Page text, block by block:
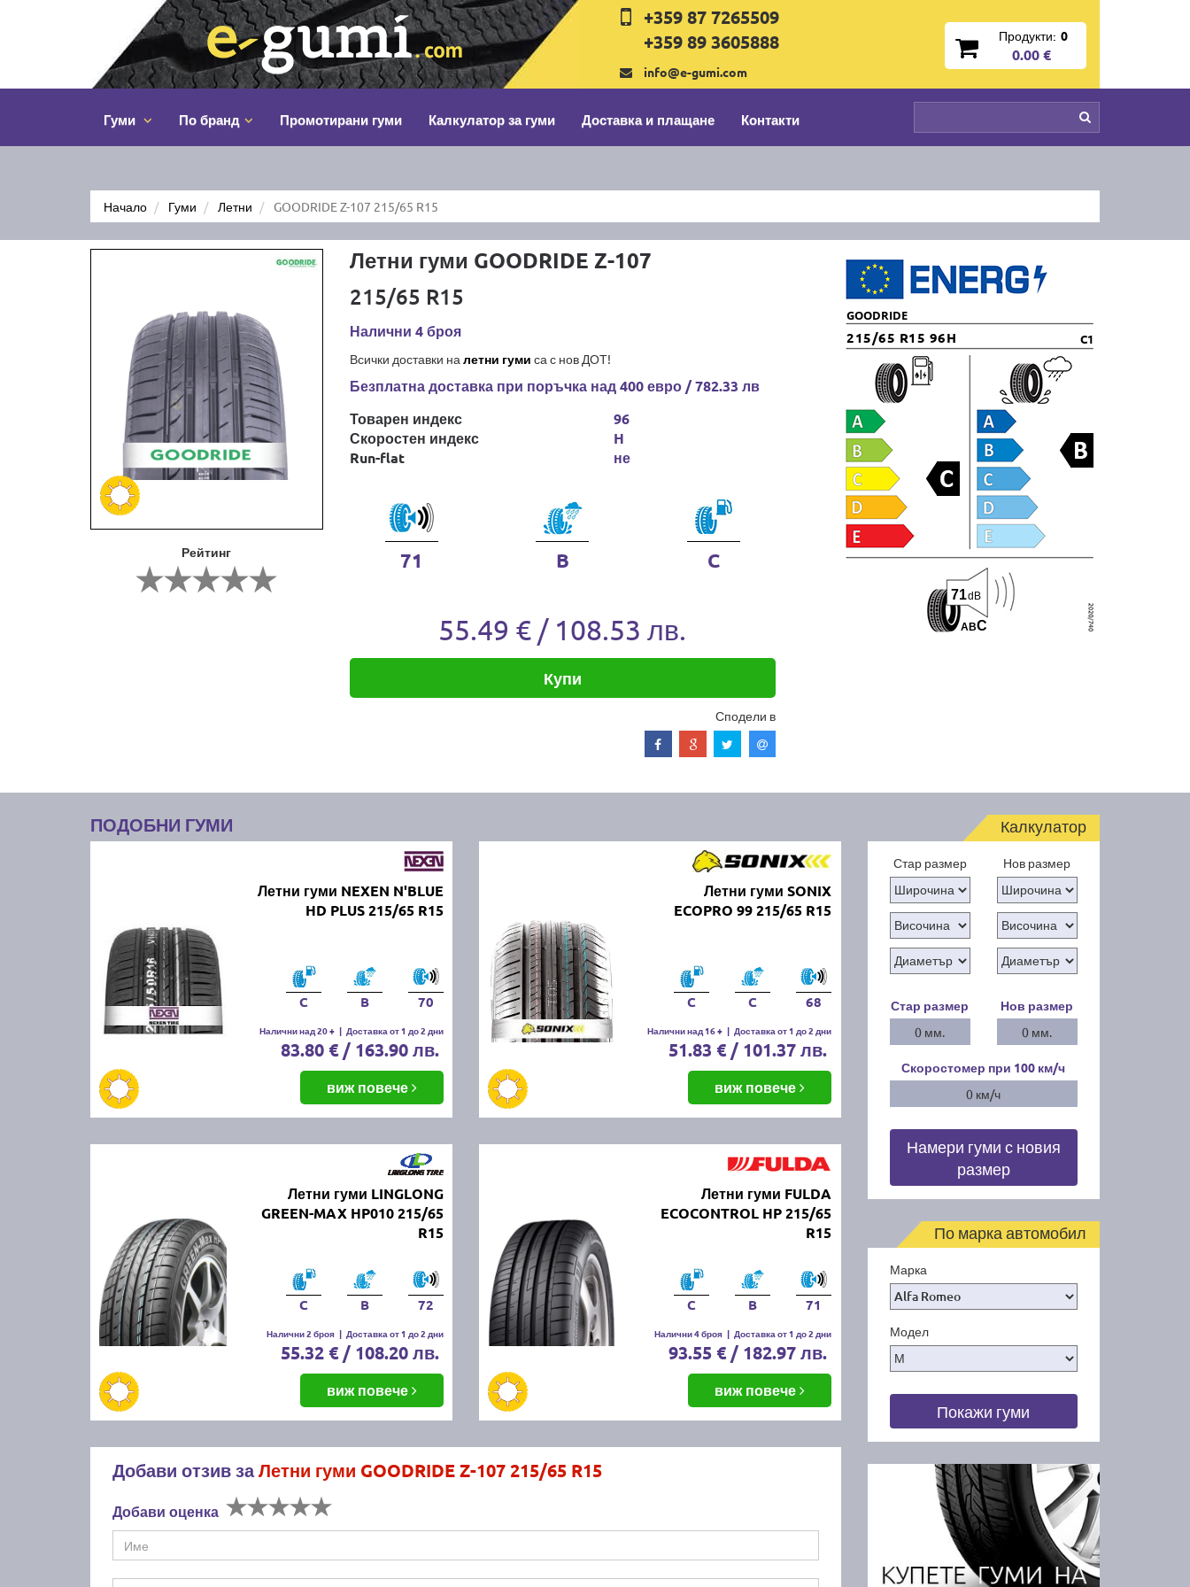
+359 87 7265509
+359 89 3605888
info@e-gumi.com
Продукти: 0
0.00 €
Гуми По бранд Промотирани гуми Калкулатор за гуми Доставка и плащане Контакти
Начало Гуми Летни GOODRIDE Z-107 215/65 R15
Рейтинг
Летни гуми GOODRIDE Z-107
215/65 R15
Налични 4 броя
Всички доставки на летни гуми са с нов ДОТ!
Безплатна доставка при поръчка над 400 евро / 782.33 лв
Товарен индекс
Скоростен индекс
Run-flat
96
H
не
71 B C
55.49 € / 108.53 лв.
Купи
Сподели в
GOODRIDE
215/65 R15 96H C1
ABC
71dB
ПОДОБНИ ГУМИ
Летни гуми NEXEN N'BLUE
HD PLUS 215/65 R15
C B 70
Налични над 20 + | Доставка от 1 до 2 дни
83.80 € / 163.90 лв.
виж повече
Летни гуми SONIX
ECOPRO 99 215/65 R15
C C 68
Налични над 16 + | Доставка от 1 до 2 дни
51.83 € / 101.37 лв.
виж повече
Летни гуми LINGLONG
GREEN-MAX HP010 215/65
R15
C B 72
Налични 2 броя | Доставка от 1 до 2 дни
55.32 € / 108.20 лв.
виж повече
Летни гуми FULDA
ECOCONTROL HP 215/65
R15
C B 71
Налични 4 броя | Доставка от 1 до 2 дни
93.55 € / 182.97 лв.
виж повече
Добави отзив заЛетни гуми GOODRIDE Z-107 215/65 R15
Добави оценка
Калкулатор
Стар размер Нов размер
Стар размер
0 мм.
Нов размер
0 мм.
Скоростомер при 100 км/ч
0 км/ч
Намери гуми с новия
размер
По марка автомобил
Марка
Модел
Покажи гуми